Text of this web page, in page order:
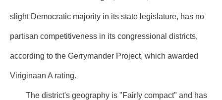
slight Democratic majority in its state legislature, has no
partisan competitiveness in its congressional districts,
according to the Gerrymander Project, which awarded
Viriginaan A rating.
The district's geography is "Fairly compact" and has